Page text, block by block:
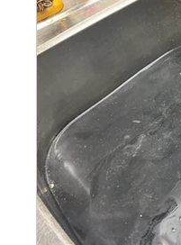
水栓柱・不凍水栓柱